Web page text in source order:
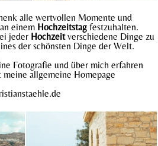
alle wertvollen Momente und
einem Hochzeitstagfestzuhalten.
jeder Hochzeitverschiedene Dinge zu
der schönsten Dinge der Welt.
Fotografie und über mich erfahren
allgemeine Homepage
de